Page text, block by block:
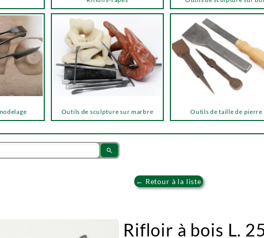
Outils de sculpture sur marbre Outils de taille de pierre
search
← Retour à la liste
Rifloir à bois L.